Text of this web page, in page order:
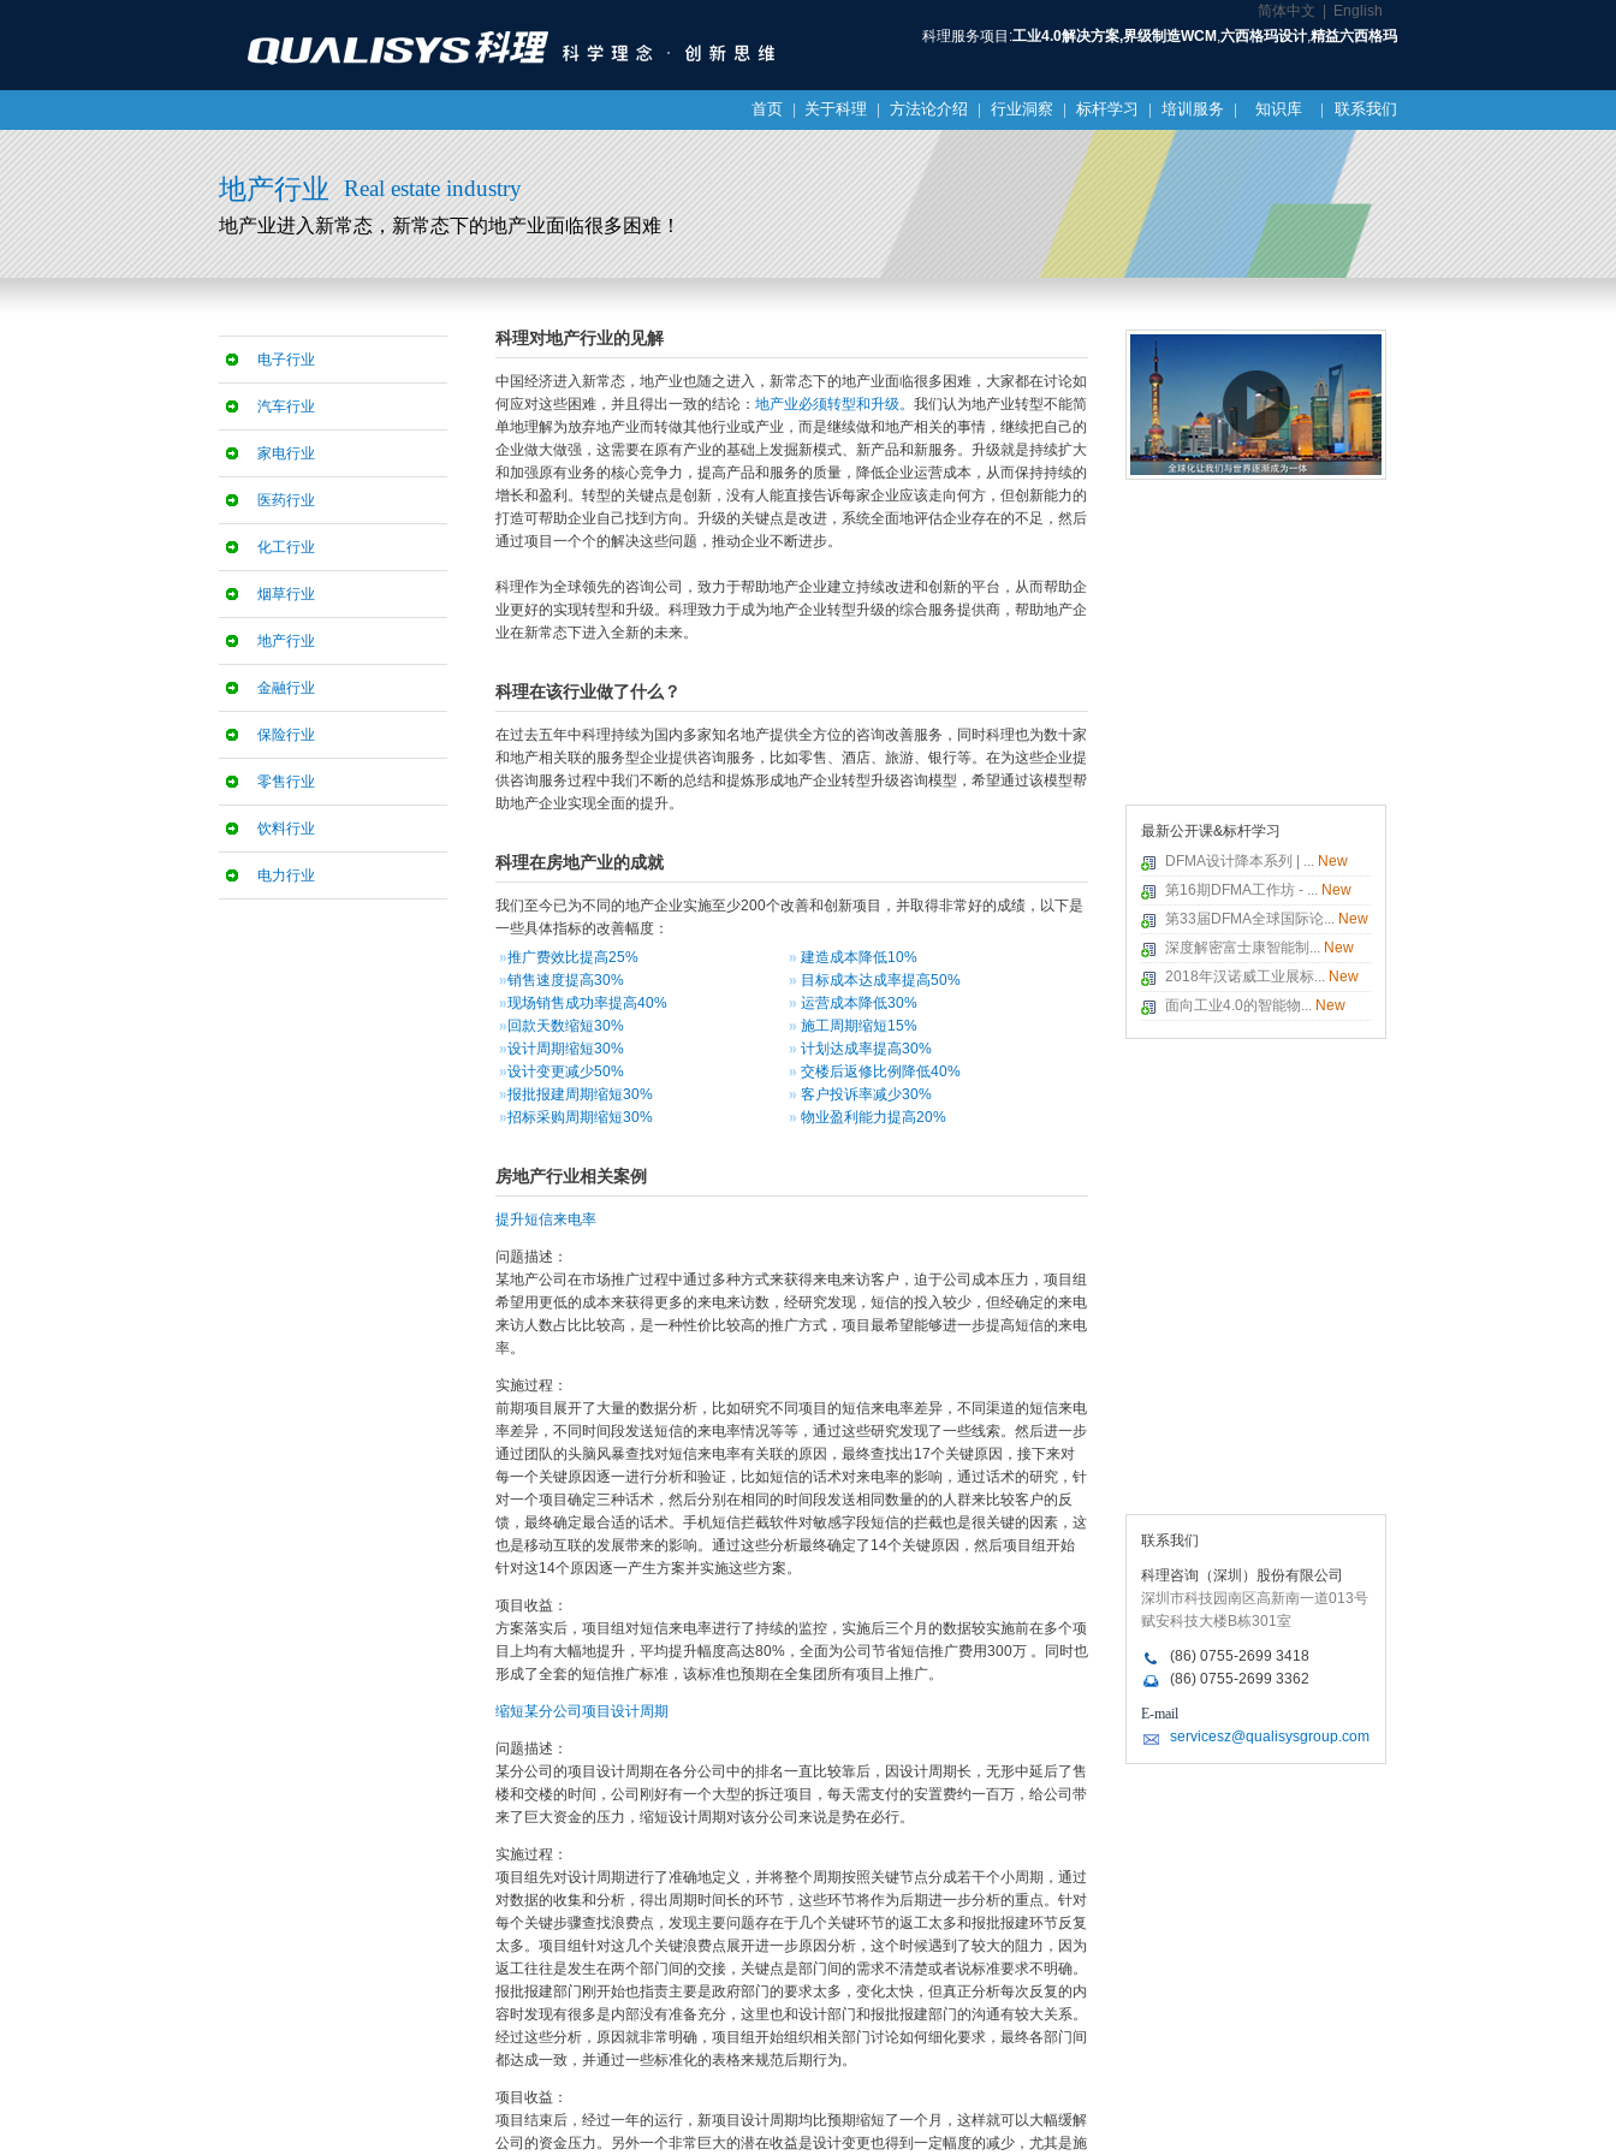
简体中文 |
English
科理服务项目:工业4.0解决方案,界级制造WCM ,六西格玛设计,精益六西格玛
首页 | 关于科理 | 方法论介绍 | 行业洞察 | 标杆学习 | 培训服务 | 知识库 | 联系我们
地产行业 Real estate industry
地产业进入新常态，新常态下的地产业面临很多困难！
电子行业
汽车行业
家电行业
医药行业
化工行业
烟草行业
地产行业
金融行业
保险行业
零售行业
饮料行业
电力行业
科理对地产行业的见解
中国经济进入新常态，地产业也随之进入，新常态下的地产业面临很多困难，大家都在讨论如
何应对这些困难，并且得出一致的结论： 地产业必须转型和升级。 我们认为地产业转型不能简
单地理解为放弃地产业而转做其他行业或产业，而是继续做和地产相关的事情，继续把自己的
企业做大做强，这需要在原有产业的基础上发掘新模式、新产品和新服务。升级就是持续扩大
和加强原有业务的核心竞争力，提高产品和服务的质量，降低企业运营成本，从而保持持续的
增长和盈利。转型的关键点是创新，没有人能直接告诉每家企业应该走向何方，但创新能力的
打造可帮助企业自己找到方向。升级的关键点是改进，系统全面地评估企业存在的不足，然后
通过项目一个个的解决这些问题，推动企业不断进步。
科理作为全球领先的咨询公司，致力于帮助地产企业建立持续改进和创新的平台，从而帮助企
业更好的实现转型和升级。科理致力于成为地产企业转型升级的综合服务提供商，帮助地产企
业在新常态下进入全新的未来。
科理在该行业做了什么？
在过去五年中科理持续为国内多家知名地产提供全方位的咨询改善服务，同时科理也为数十家
和地产相关联的服务型企业提供咨询服务，比如零售、酒店、旅游、银行等。在为这些企业提
供咨询服务过程中我们不断的总结和提炼形成地产企业转型升级咨询模型，希望通过该模型帮
助地产企业实现全面的提升。
科理在房地产业的成就
我们至今已为不同的地产企业实施至少200个改善和创新项目，并取得非常好的成绩，以下是
一些具体指标的改善幅度：
推广费效比提高25%
建造成本降低10%
销售速度提高30%
目标成本达成率提高50%
现场销售成功率提高40%
运营成本降低30%
回款天数缩短30%
施工周期缩短15%
设计周期缩短30%
计划达成率提高30%
设计变更减少50%
交楼后返修比例降低40%
报批报建周期缩短30%
客户投诉率减少30%
招标采购周期缩短30%
物业盈利能力提高20%
房地产行业相关案例
提升短信来电率
问题描述：
某地产公司在市场推广过程中通过多种方式来获得来电来访客户，迫于公司成本压力，项目组
希望用更低的成本来获得更多的来电来访数，经研究发现，短信的投入较少，但经确定的来电
来访人数占比比较高，是一种性价比较高的推广方式，项目最希望能够进一步提高短信的来电
率。
实施过程：
前期项目展开了大量的数据分析，比如研究不同项目的短信来电率差异，不同渠道的短信来电
率差异，不同时间段发送短信的来电率情况等等，通过这些研究发现了一些线索。然后进一步
通过团队的头脑风暴查找对短信来电率有关联的原因，最终查找出17个关键原因，接下来对
每一个关键原因逐一进行分析和验证，比如短信的话术对来电率的影响，通过话术的研究，针
对一个项目确定三种话术，然后分别在相同的时间段发送相同数量的的人群来比较客户的反
馈，最终确定最合适的话术。手机短信拦截软件对敏感字段短信的拦截也是很关键的因素，这
也是移动互联的发展带来的影响。通过这些分析最终确定了14个关键原因，然后项目组开始
针对这14个原因逐一产生方案并实施这些方案。
项目收益：
方案落实后，项目组对短信来电率进行了持续的监控，实施后三个月的数据较实施前在多个项
目上均有大幅地提升，平均提升幅度高达80%，全面为公司节省短信推广费用300万 。同时也
形成了全套的短信推广标准，该标准也预期在全集团所有项目上推广。
缩短某分公司项目设计周期
问题描述：
某分公司的项目设计周期在各分公司中的排名一直比较靠后，因设计周期长，无形中延后了售
楼和交楼的时间，公司刚好有一个大型的拆迁项目，每天需支付的安置费约一百万，给公司带
来了巨大资金的压力，缩短设计周期对该分公司来说是势在必行。
实施过程：
项目组先对设计周期进行了准确地定义，并将整个周期按照关键节点分成若干个小周期，通过
对数据的收集和分析，得出周期时间长的环节，这些环节将作为后期进一步分析的重点。针对
每个关键步骤查找浪费点，发现主要问题存在于几个关键环节的返工太多和报批报建环节反复
太多。项目组针对这几个关键浪费点展开进一步原因分析，这个时候遇到了较大的阻力，因为
返工往往是发生在两个部门间的交接，关键点是部门间的需求不清楚或者说标准要求不明确。
报批报建部门刚开始也指责主要是政府部门的要求太多，变化太快，但真正分析每次反复的内
容时发现有很多是内部没有准备充分，这里也和设计部门和报批报建部门的沟通有较大关系。
经过这些分析，原因就非常明确，项目组开始组织相关部门讨论如何细化要求，最终各部门间
都达成一致，并通过一些标准化的表格来规范后期行为。
项目收益：
项目结束后，经过一年的运行，新项目设计周期均比预期缩短了一个月，这样就可以大幅缓解
公司的资金压力。另外一个非常巨大的潜在收益是设计变更也得到一定幅度的减少，尤其是施
最新公开课&标杆学习
DFMA设计降本系列 | ... New
第16期DFMA工作坊 - ... New
第33届DFMA全球国际论... New
深度解密富士康智能制... New
2018年汉诺威工业展标... New
面向工业4.0的智能物... New
联系我们
科理咨询（深圳）股份有限公司
深圳市科技园南区高新南一道013号
赋安科技大楼B栋301室
(86) 0755-2699 3418
(86) 0755-2699 3362
E-mail
servicesz@qualisysgroup.com